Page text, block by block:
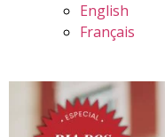
English
Français